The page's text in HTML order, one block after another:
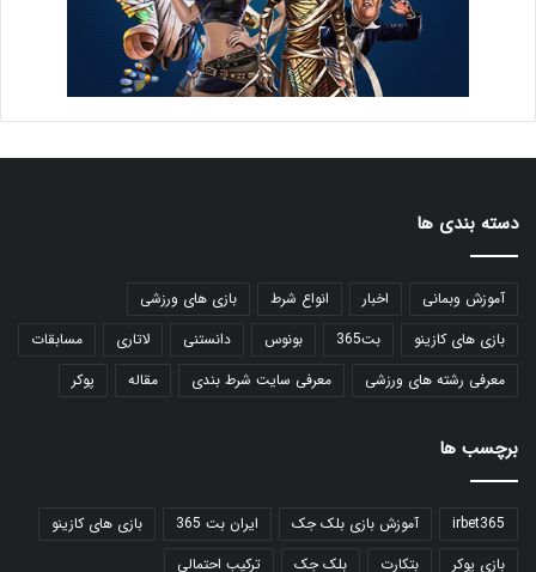
دسته بندی ها
آموزش وبمانی اخبار انواع شرط
بازی های ورزشی
بازی های کازینو
بت365 بونوس دانستنی لاتاری
مسابقات
معرفی رشته های ورزشی
معرفی سایت شرط بندی مقاله پوکر
برچسب ها
irbet365 آموزش بازی بلک جک ایران بت 365
بازی های کازینو
بازی پوکر
بتکارت بلک جک
ترکیب احتمالی